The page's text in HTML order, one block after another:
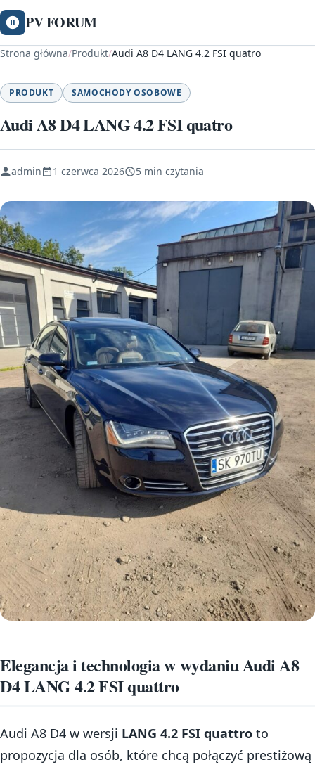
PV FORUM
Strona główna/Produkt/Audi A8 D4 LANG 4.2 FSI quatro
PRODUKT SAMOCHODY OSOBOWE
Audi A8 D4 LANG 4.2 FSI quatro
admin 1 czerwca 2026 5 min czytania
Elegancja i technologia w wydaniu Audi A8
D4 LANG 4.2 FSI quattro
Audi A8 D4 w wersji LANG 4.2 FSI quattro to
propozycja dla osób, które chcą połączyć prestiżową